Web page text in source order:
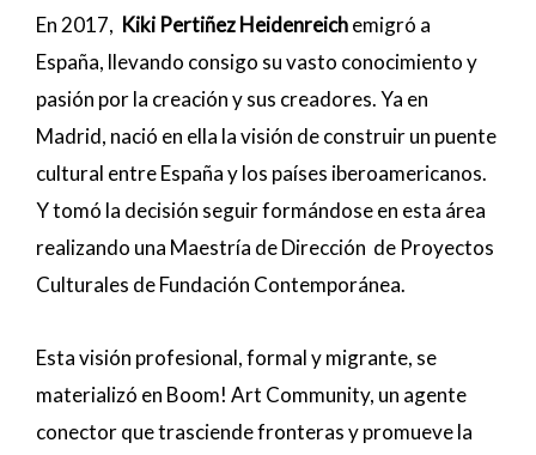
En 2017, Kiki Pertiñez Heidenreichemigró a
España, llevando consigo su vasto conocimiento y
pasión por la creación y sus creadores. Ya en
Madrid, nació en ella la visión de construir un puente
cultural entre España y los países iberoamericanos.
Y tomó la decisión seguir formándose en esta área
realizando una Maestría de Dirección de Proyectos
Culturales de Fundación Contemporánea.
Esta visión profesional, formal y migrante, se
materializó en Boom! Art Community, un agente
conector que trasciende fronteras y promueve la